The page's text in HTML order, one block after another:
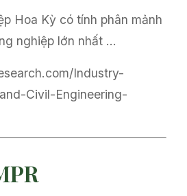
Hoa Kỳ có tính phân mảnh
nghiệp lớn nhất ...
Industry-
Civil-Engineering-